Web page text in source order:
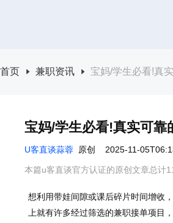
首页 兼职资讯 宝妈/学生必看!真
宝妈/学生必看!真实可靠
U客直谈蒜蓉 原创 2025-11-
本篇u客直谈官方认证的原创文章总计
想利用带娃间隙或课后碎片时间增收
上就有许多经过筛选的兼职接单项目